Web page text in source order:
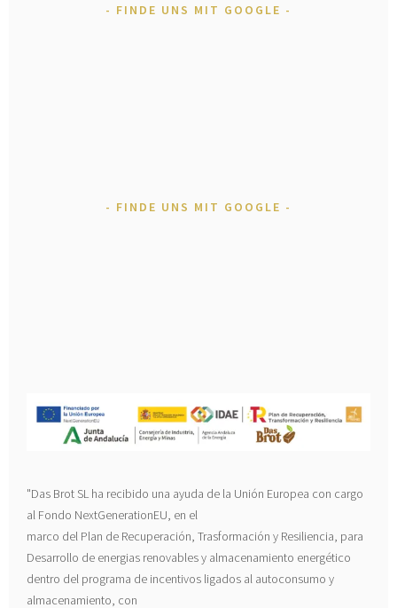
FINDE UNS MIT GOOGLE
FINDE UNS MIT GOOGLE
"Das Brot SL ha recibido una ayuda de la Unión Europea con cargo
al Fondo NextGenerationEU, en el
marco del Plan de Recuperación, Trasformación y Resiliencia, para
Desarrollo de energias renovables y almacenamiento energético
dentro del programa de incentivos ligados al autoconsumo y
almacenamiento, con